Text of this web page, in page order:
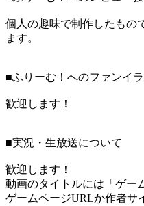
個人の趣味で制作したもの
ます。
■ふりーむ！へのファンイ
歓迎します！
■実況・生放送について
歓迎します！
動画のタイトルには「ゲー
ゲームページURLか作者サ